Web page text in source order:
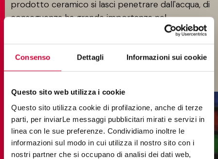
Consenso Dettagli Informazioni sui cookie
Questo sito web utilizza i cookie
Questo sito utilizza cookie di profilazione, anche di terze
parti, per inviarLe messaggi pubblicitari mirati e servizi in
linea con le sue preferenze. Condividiamo inoltre le
informazioni sul modo in cui utilizza il nostro sito con i
nostri partner che si occupano di analisi dei dati web,
prodotto ceramico si lasci penetrare dall'acqua, di
conseguenza ha grande importanza nel
determinare le qualità meccaniche dei prodotti. Il
gres porcellanato è uno dei materiali meno porosi
in commercio, con un coefficiente di assorbimento
d'acqua inferiore allo 0,5%.